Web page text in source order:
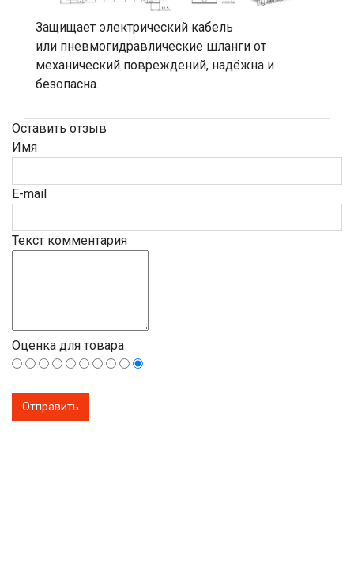
Защищает электрический кабель
или пневмогидравлические шланги от
механический повреждений, надёжна и
безопасна.
Оставить отзыв
Имя
E-mail
Текст комментария
Оценка для товара